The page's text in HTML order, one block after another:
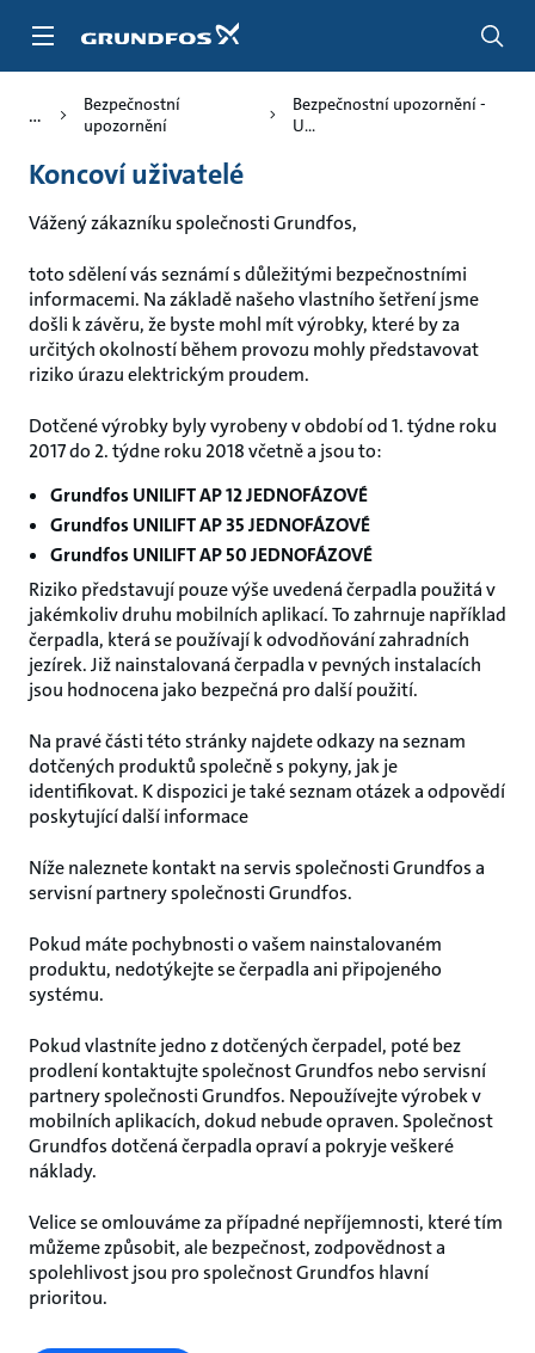
Bezpečnostní
upozornění
Bezpečnostní upozornění -
U...
Koncoví uživatelé
Vážený zákazníku společnosti Grundfos,
toto sdělení vás seznámí s důležitými bezpečnostními
informacemi. Na základě našeho vlastního šetření jsme
došli k závěru, že byste mohl mít výrobky, které by za
určitých okolností během provozu mohly představovat
riziko úrazu elektrickým proudem.
Dotčené výrobky byly vyrobeny v období od 1. týdne roku
2017 do 2. týdne roku 2018 včetně a jsou to:
Grundfos UNILIFT AP 12 JEDNOFÁZOVÉ
Grundfos UNILIFT AP 35 JEDNOFÁZOVÉ
Grundfos UNILIFT AP 50 JEDNOFÁZOVÉ
Riziko představují pouze výše uvedená čerpadla použitá v
jakémkoliv druhu mobilních aplikací. To zahrnuje například
čerpadla, která se používají k odvodňování zahradních
jezírek. Již nainstalovaná čerpadla v pevných instalacích
jsou hodnocena jako bezpečná pro další použití.
Na pravé části této stránky najdete odkazy na seznam
dotčených produktů společně s pokyny, jak je
identifikovat. K dispozici je také seznam otázek a odpovědí
poskytující další informace
Níže naleznete kontakt na servis společnosti Grundfos a
servisní partnery společnosti Grundfos.
Pokud máte pochybnosti o vašem nainstalovaném
produktu, nedotýkejte se čerpadla ani připojeného
systému.
Pokud vlastníte jedno z dotčených čerpadel, poté bez
prodlení kontaktujte společnost Grundfos nebo servisní
partnery společnosti Grundfos. Nepoužívejte výrobek v
mobilních aplikacích, dokud nebude opraven. Společnost
Grundfos dotčená čerpadla opraví a pokryje veškeré
náklady.
Velice se omlouváme za případné nepříjemnosti, které tím
můžeme způsobit, ale bezpečnost, zodpovědnost a
spolehlivost jsou pro společnost Grundfos hlavní
prioritou.